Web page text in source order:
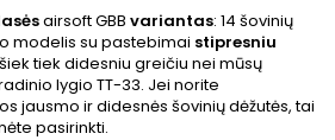
airsoft GBB variantas: 14 šovinių
modelis su pastebimai stipresniu
tiek didesniu greičiu nei mūsų
lygio TT-33. Jei norite
jausmo ir didesnės šovinių dėžutės, tai
pasirinkti.